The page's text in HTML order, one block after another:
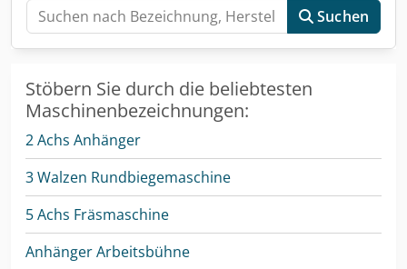
Suchen
Stöbern Sie durch die beliebtesten
Maschinenbezeichnungen:
2 Achs Anhänger
3 Walzen Rundbiegemaschine
5 Achs Fräsmaschine
Anhänger Arbeitsbühne